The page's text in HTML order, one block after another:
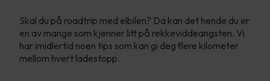
Skal du på roadtrip med elbilen? Da kan det hende du er
en av mange som kjenner litt på rekkeviddeangsten. Vi
har imidlertid noen tips som kan gi deg flere kilometer
mellom hvert ladestopp.